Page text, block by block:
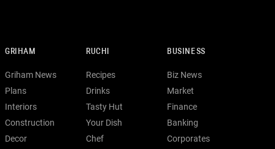
GRIHAM
Griham News
Plans
Interiors
Construction
Decor
RUCHI
Recipes
Drinks
Tasty Hut
Your Dish
Chef
BUSINESS
Biz News
Market
Finance
Banking
Corporates